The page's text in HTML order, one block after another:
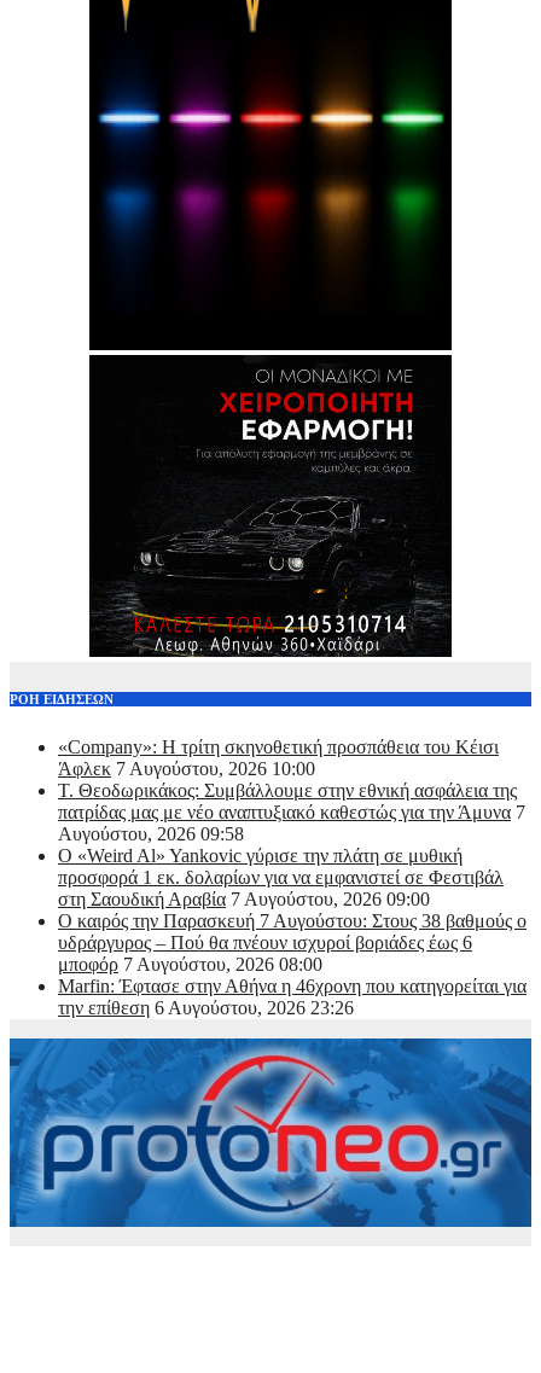
ΡΟΗ ΕΙΔΗΣΕΩΝ
«Company»: Η τρίτη σκηνοθετική προσπάθεια του Κέισι
Άφλεκ 7 Αυγούστου, 2026 10:00
Τ. Θεοδωρικάκος: Συμβάλλουμε στην εθνική ασφάλεια της
πατρίδας μας με νέο αναπτυξιακό καθεστώς για την Άμυνα 7
Αυγούστου, 2026 09:58
Ο «Weird Al» Yankovic γύρισε την πλάτη σε μυθική
προσφορά 1 εκ. δολαρίων για να εμφανιστεί σε Φεστιβάλ
στη Σαουδική Αραβία 7 Αυγούστου, 2026 09:00
Ο καιρός την Παρασκευή 7 Αυγούστου: Στους 38 βαθμούς ο
υδράργυρος – Πού θα πνέουν ισχυροί βοριάδες έως 6
μποφόρ 7 Αυγούστου, 2026 08:00
Marfin: Έφτασε στην Αθήνα η 46χρονη που κατηγορείται για
την επίθεση 6 Αυγούστου, 2026 23:26